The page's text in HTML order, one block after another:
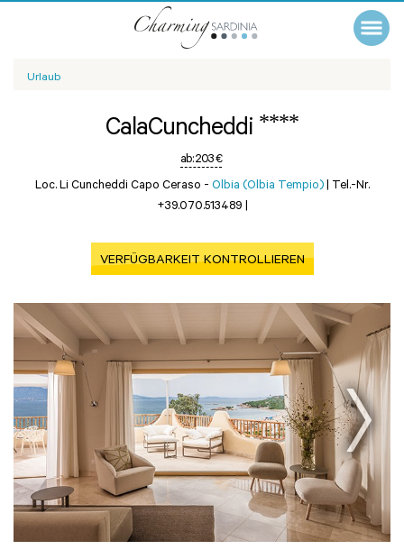
Urlaub
CalaCuncheddi ****
ab:203 €
Loc. Li Cuncheddi Capo Ceraso - Olbia (Olbia Tempio) | Tel.-Nr.
+39.070.513489 |
VERFÜGBARKEIT KONTROLLIEREN